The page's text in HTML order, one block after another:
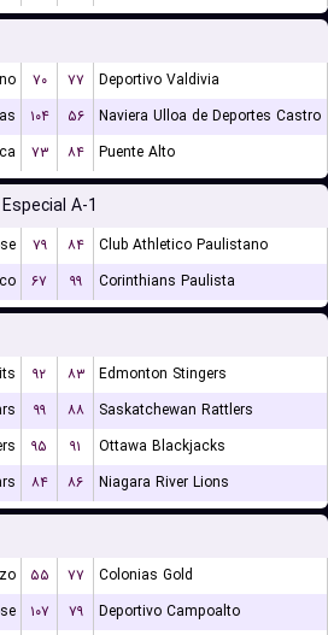
۷۰ ۷۷
Deportivo Valdivia
۱۰۴ ۵۶
Naviera Ulloa de Deportes Castro
۷۳ ۸۴ Puente Alto
A-1
۷۹ ۸۴
Club Athletico Paulistano
۶۷ ۹۹ Corinthians Paulista
۹۲ ۸۳
Edmonton Stingers
۹۹ ۸۸
Saskatchewan Rattlers
۹۵ ۹۱
Ottawa Blackjacks
۸۴ ۸۶ Niagara River Lions
۵۵ ۷۷
Colonias Gold
۱۰۷ ۷۹
Deportivo Campoalto